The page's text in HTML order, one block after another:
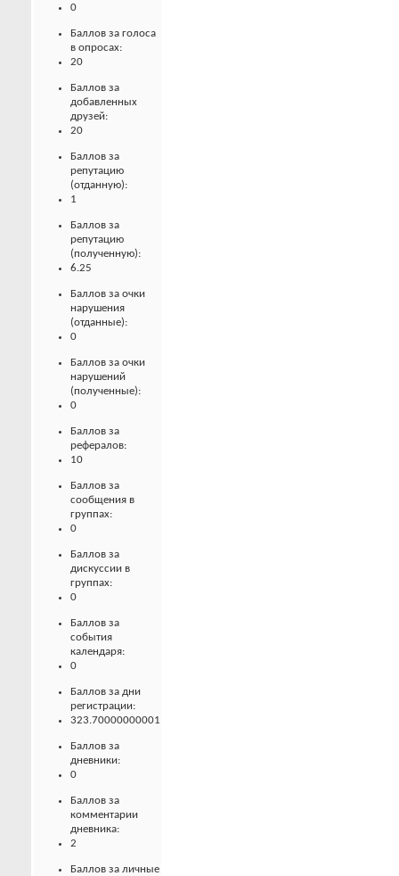
0
Баллов за голоса
в опросах:
20
Баллов за
добавленных
друзей:
20
Баллов за
репутацию
(отданную):
1
Баллов за
репутацию
(полученную):
6.25
Баллов за очки
нарушения
(отданные):
0
Баллов за очки
нарушений
(полученные):
0
Баллов за
рефералов:
10
Баллов за
сообщения в
группах:
0
Баллов за
дискуссии в
группах:
0
Баллов за
события
календаря:
0
Баллов за дни
регистрации:
323.70000000001
Баллов за
дневники:
0
Баллов за
комментарии
дневника:
2
Баллов за личные